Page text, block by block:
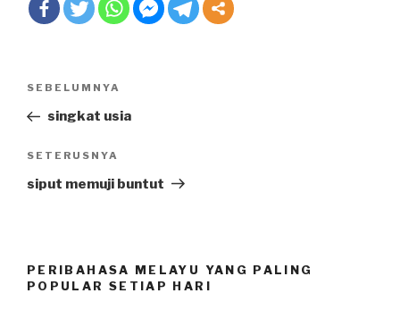
Post
Previous
Post
SEBELUMNYA
singkat usia
Next
Post
SETERUSNYA
siput memuji buntut
PERIBAHASA MELAYU YANG PALING
POPULAR SETIAP HARI